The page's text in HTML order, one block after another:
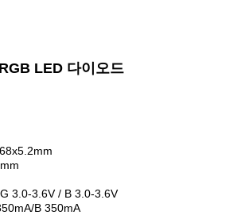
LED 다이오드
3.0-3.6V / B 3.0-3.6V
B 350mA